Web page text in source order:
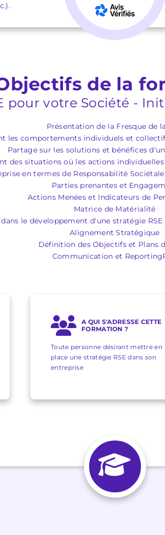
de la
pour votre Société -
Présentation de la Fresque de
les comportements individuels et
Partage sur les solutions et bénéfices
des situations où les actions
en termes de Responsabilité
Parties prenantes et
Actions Menées et Indicateurs de
Matrice de Matérialité
le développement d'une stratégie
Alignement Stratégique
Définition des Objectifs et Plans
Communication et
A QUI S'ADRESSE CETTE
FORMATION ?
Toute personne désirant mettre en
place une stratégie RSE dans son
entreprise